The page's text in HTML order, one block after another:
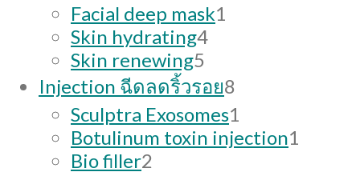
Facial deep mask1
Skin hydrating44
Skin renewing5
products
Injection ฉีดลดริ้วรอย8
products
Sculptra Exosomes1
product
Botulinum toxin injection1
Bio filler2